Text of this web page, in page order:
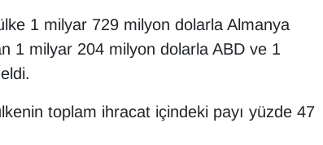
1 milyar 729 milyon dolarla Almanya
1 milyar 204 milyon dolarla ABD ve 1
toplam ihracat içindeki payı yüzde 47